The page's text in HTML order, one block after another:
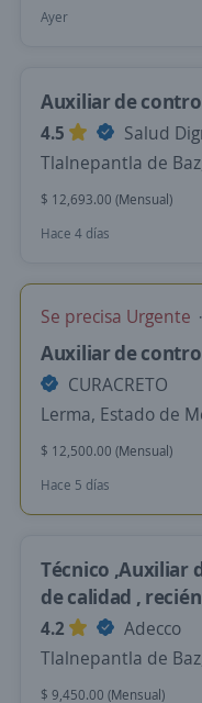
Ayer
Auxiliar de
4.5
Salud
Tlalnepantla de
$ 12,693.00 (Mensual)
Hace 4 días
Se precisa Urgente
Auxiliar de
CURACRETO
Lerma, Estado de
$ 12,500.00 (Mensual)
Hace 5 días
Técnico ,Auxiliar
de calidad ,
4.2
Adecco
Tlalnepantla de
$ 9,450.00 (Mensual)